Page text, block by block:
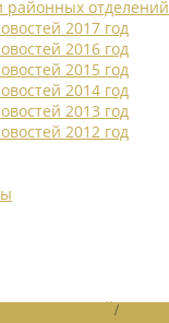
районных отделений
2017 год
2016 год
2015 год
2014 год
2013 год
2012 год
/